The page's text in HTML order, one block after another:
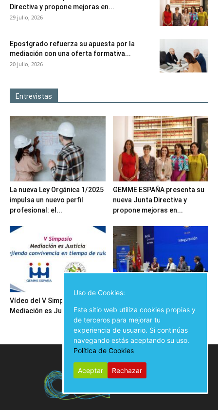
Directiva y propone mejoras en...
29 julio, 2026
Epostgrado refuerza su apuesta por la
mediación con una oferta formativa...
20 julio, 2026
Entrevistas
La nueva Ley Orgánica 1/2025
impulsa un nuevo perfil
profesional: el...
GEMME ESPAÑA presenta su
nueva Junta Directiva y
propone mejoras en...
Vídeo del V Simposio
Mediación es Justicia
Mediación es Justicia
Uso de Cookies:
Este sitio web utiliza cookies propias y
de terceros para mejorar tu
experiencia de usuario. Si continúas
navegando estás aceptando su uso.
Política de Cookies
Aceptar Rechazar